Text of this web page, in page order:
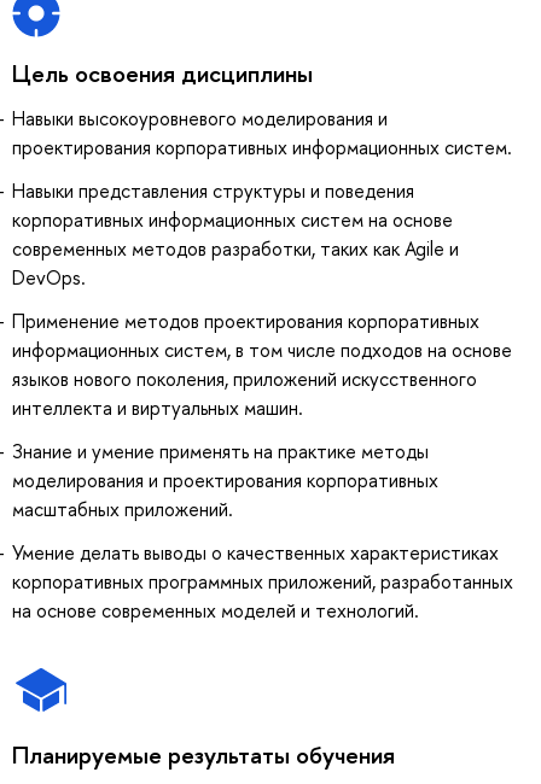
Цель освоения дисциплины
Навыки высокоуровневого моделирования и
проектирования корпоративных информационных систем.
Навыки представления структуры и поведения
корпоративных информационных систем на основе
современных методов разработки, таких как Agile и
DevOps.
Применение методов проектирования корпоративных
информационных систем, в том числе подходов на основе
языков нового поколения, приложений искусственного
интеллекта и виртуальных машин.
Знание и умение применять на практике методы
моделирования и проектирования корпоративных
масштабных приложений.
Умение делать выводы о качественных характеристиках
корпоративных программных приложений, разработанных
на основе современных моделей и технологий.
Планируемые результаты обучения